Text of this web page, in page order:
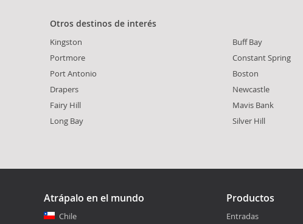
Otros destinos de interés
Kingston
Portmore
Port Antonio
Drapers
Fairy Hill
Long Bay
Buff Bay
Constant Spring
Boston
Newcastle
Mavis Bank
Silver Hill
Atrápalo en el mundo
Chile
Productos
Entradas